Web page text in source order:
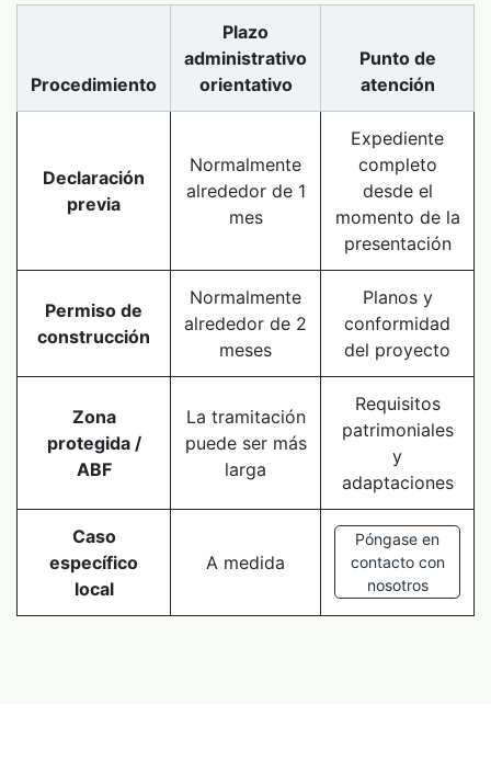
Procedimiento
Plazo
administrativo
orientativo
Punto de
atención
Declaración
previa
Normalmente
alrededor de 1
mes
Expediente
completo
desde el
momento de la
presentación
Permiso de
construcción
Normalmente
alrededor de 2
meses
Planos y
conformidad
del proyecto
Zona
protegida /
ABF
La tramitación
puede ser más
larga
Requisitos
patrimoniales
y
adaptaciones
Caso
específico
local
A medida
Póngase en
contacto con
nosotros